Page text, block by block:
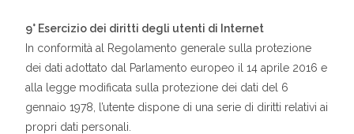
9° Esercizio dei diritti degli utenti di Internet
In conformità al Regolamento generale sulla protezione
dei dati adottato dal Parlamento europeo il 14 aprile 2016 e
alla legge modificata sulla protezione dei dati del 6
gennaio 1978, l’utente dispone di una serie di diritti relativi ai
propri dati personali.